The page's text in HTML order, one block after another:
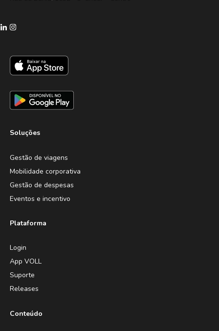
Soluções
Gestão de viagens
Mobilidade corporativa
Gestão de despesas
Eventos e incentivo
Plataforma
Login
App VOLL
Suporte
Releases
Conteúdo